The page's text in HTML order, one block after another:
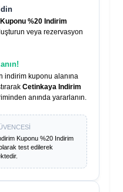
%20 Indirim
veya rezervasyon
indirim kuponu alanına
Cetinkaya Indirim
anında yararlanın.
Kuponu %20 Indirim
test edilerek